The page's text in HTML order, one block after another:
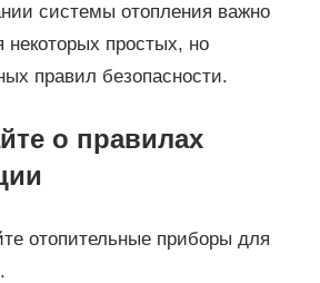
системы отопления важно
некоторых простых, но
правил безопасности.
о правилах
отопительные приборы для